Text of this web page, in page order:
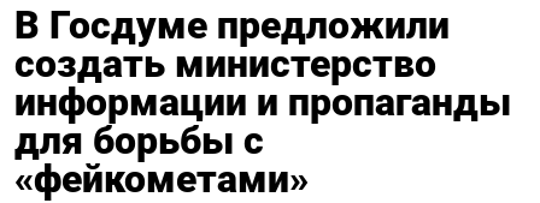
В Госдуме предложили
создать министерство
информации и пропаганды
для борьбы с
«фейкометами»